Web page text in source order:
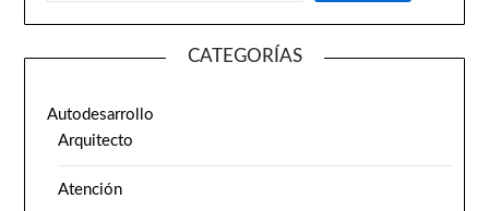
CATEGORÍAS
Autodesarrollo
Arquitecto
Atención